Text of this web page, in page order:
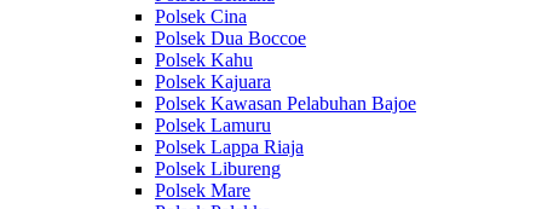
Polsek Cina
Polsek Dua Boccoe
Polsek Kahu
Polsek Kajuara
Polsek Kawasan Pelabuhan Bajoe
Polsek Lamuru
Polsek Lappa Riaja
Polsek Libureng
Polsek Mare